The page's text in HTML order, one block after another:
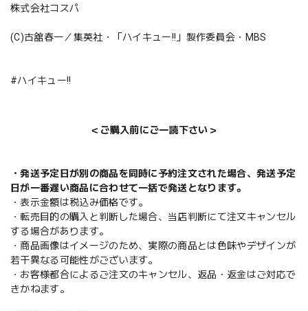
株式会社コスパ
(C)古舘春一／集英社・「ハイキュー!!」製作委員会・MBS
#ハイキュー!!
＜ご購入前にご一読下さい＞
・発送予定日が別の商品を同時に予約注文された場合、発送予定
日が一番遅い商品に合わせて一括で発送となります。
・表示金額は税込み価格です。
・転売目的の購入と判断した場合、当店判断にて注文キャンセル
する場合があります。
・商品画像はイメージのため、実際の商品とは色味やデザインが
若干異なる可能性がございます。
・お客様都合によるご注文のキャンセル、返品・返金はご対応で
きかねます。